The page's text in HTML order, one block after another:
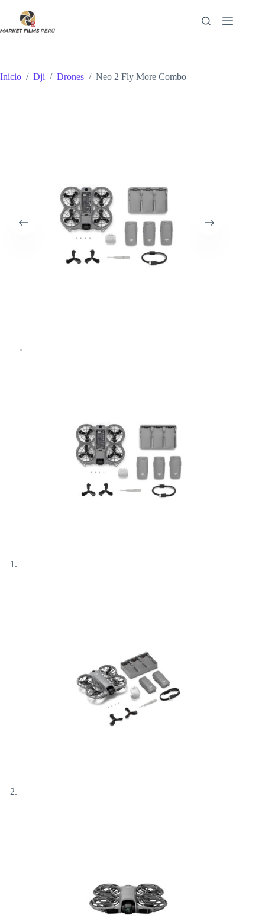
contenido
Inicio / Dji / Drones / Neo 2 Fly More Combo